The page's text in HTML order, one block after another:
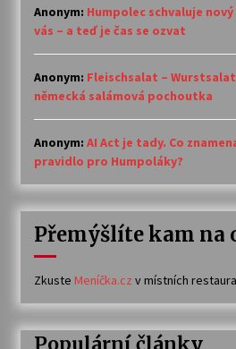
Anonym: Humpolec schvaluje
vás – a teď je čas se ozvat
Anonym: Fleischsalat –
německá salámová pochoutka
Anonym: AI Act je tady. Co
pravidlo pro Humpoláky?
Přemýšlíte kam na
Zkuste Meníčka.cz v místních